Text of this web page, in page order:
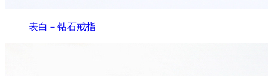
表白－钻石戒指